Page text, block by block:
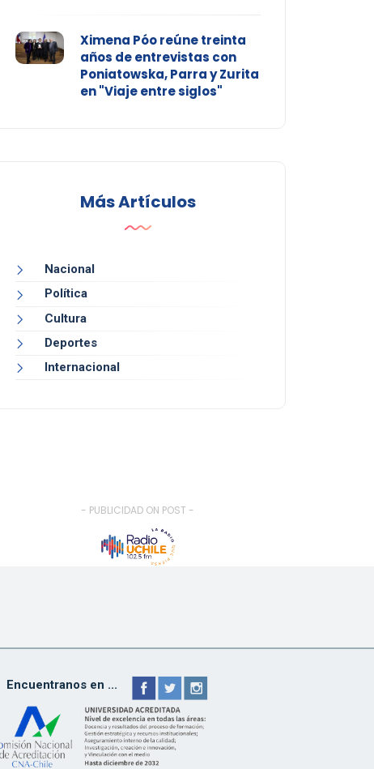
Ximena Póo reúne treinta
años de entrevistas con
Poniatowska, Parra y Zurita
en "Viaje entre siglos"
Más Artículos
Nacional
Política
Cultura
Deportes
Internacional
- PUBLICIDAD ON POST -
Encuentranos en ...